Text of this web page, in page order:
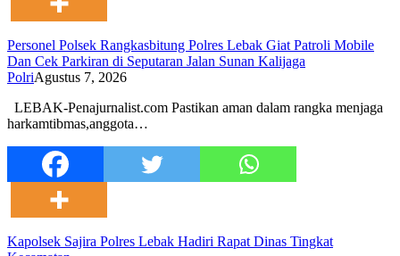
Personel Polsek Rangkasbitung Polres Lebak Giat Patroli Mobile
Dan Cek Parkiran di Seputaran Jalan Sunan Kalijaga
PolriAgustus 7, 2026
LEBAK-Penajurnalist.com Pastikan aman dalam rangka menjaga
harkamtibmas,anggota…
Kapolsek Sajira Polres Lebak Hadiri Rapat Dinas Tingkat